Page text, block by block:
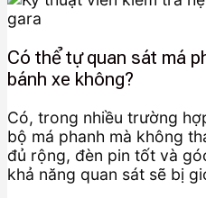
Có thể tự quan sát má
bánh xe không?
Có, trong nhiều trường
bộ má phanh mà không
đủ rộng, đèn pin tốt và
khả năng quan sát sẽ bị